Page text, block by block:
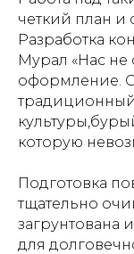
четкий план и
Разработка
Мурал «Нас
оформление.
традиционный
которую
Подготовка
тщательно
загрунтована
для